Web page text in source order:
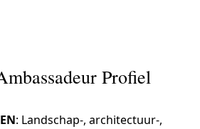
Profiel
: Landschap-, architectuur-,